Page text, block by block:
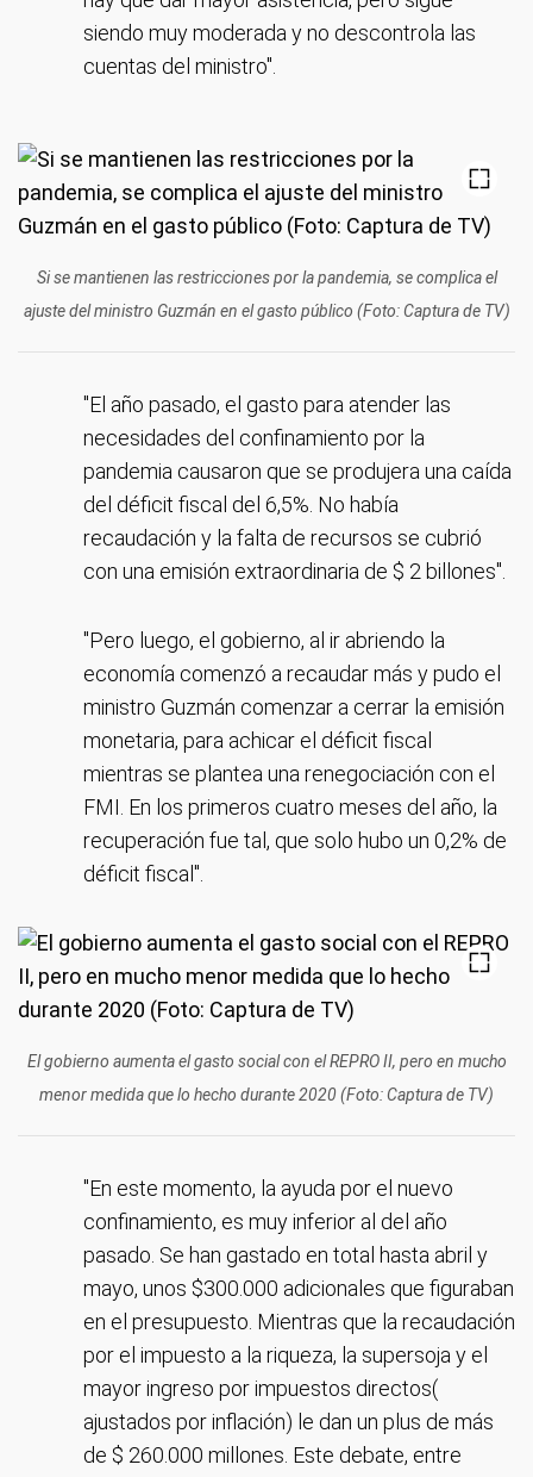
siendo muy moderada y no descontrola las
cuentas del ministro".
Si se mantienen las restricciones por la pandemia, se complica el
ajuste del ministro Guzmán en el gasto público (Foto: Captura de TV)
"El año pasado, el gasto para atender las
necesidades del confinamiento por la
pandemia causaron que se produjera una caída
del déficit fiscal del 6,5%. No había
recaudación y la falta de recursos se cubrió
con una emisión extraordinaria de $ 2 billones".
"Pero luego, el gobierno, al ir abriendo la
economía comenzó a recaudar más y pudo el
ministro Guzmán comenzar a cerrar la emisión
monetaria, para achicar el déficit fiscal
mientras se plantea una renegociación con el
FMI. En los primeros cuatro meses del año, la
recuperación fue tal, que solo hubo un 0,2% de
déficit fiscal".
El gobierno aumenta el gasto social con el REPRO II, pero en mucho
menor medida que lo hecho durante 2020 (Foto: Captura de TV)
"En este momento, la ayuda por el nuevo
confinamiento, es muy inferior al del año
pasado. Se han gastado en total hasta abril y
mayo, unos $300.000 adicionales que figuraban
en el presupuesto. Mientras que la recaudación
por el impuesto a la riqueza, la supersoja y el
mayor ingreso por impuestos directos(
ajustados por inflación) le dan un plus de más
de $ 260.000 millones. Este debate, entre